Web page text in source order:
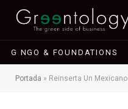
G NGO & FOUNDATIONS
Portada » Reinserta Un Mexicano